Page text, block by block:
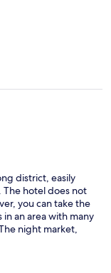
district, easily
The hotel does not
you can take the
an area with many
night market,
street,
within walking